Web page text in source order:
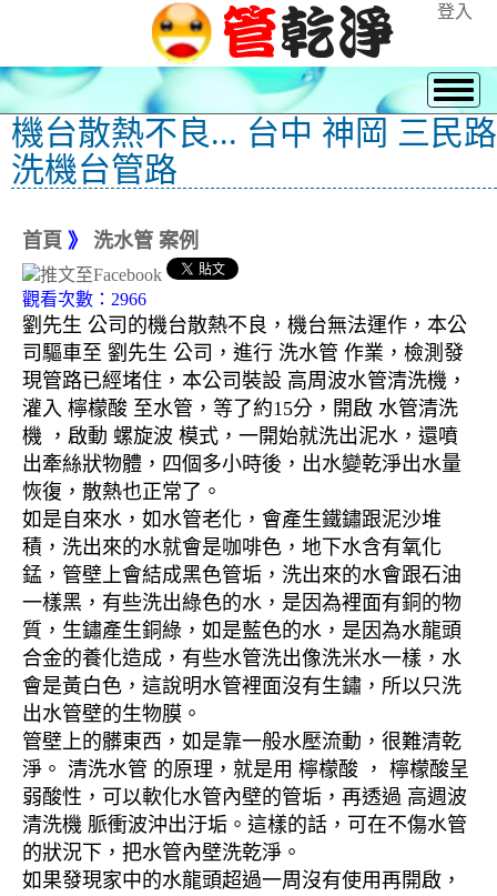
登入
機台散熱不良... 台中 神岡 三民路
洗機台管路
首頁 》 洗水管 案例
觀看次數：2966
劉先生 公司的機台散熱不良，機台無法運作，本公
司驅車至 劉先生 公司，進行 洗水管 作業，檢測發
現管路已經堵住，本公司裝設 高周波水管清洗機，
灌入 檸檬酸 至水管，等了約15分，開啟 水管清洗
機 ，啟動 螺旋波 模式，一開始就洗出泥水，還噴
出牽絲狀物體，四個多小時後，出水變乾淨出水量
恢復，散熱也正常了。
如是自來水，如水管老化，會產生鐵鏽跟泥沙堆
積，洗出來的水就會是咖啡色，地下水含有氧化
錳，管壁上會結成黑色管垢，洗出來的水會跟石油
一樣黑，有些洗出綠色的水，是因為裡面有銅的物
質，生鏽產生銅綠，如是藍色的水，是因為水龍頭
合金的養化造成，有些水管洗出像洗米水一樣，水
會是黃白色，這說明水管裡面沒有生鏽，所以只洗
出水管壁的生物膜。
管壁上的髒東西，如是靠一般水壓流動，很難清乾
淨。 清洗水管 的原理，就是用 檸檬酸 ， 檸檬酸呈
弱酸性，可以軟化水管內壁的管垢，再透過 高週波
清洗機 脈衝波沖出汙垢。這樣的話，可在不傷水管
的狀況下，把水管內壁洗乾淨。
如果發現家中的水龍頭超過一周沒有使用再開啟，